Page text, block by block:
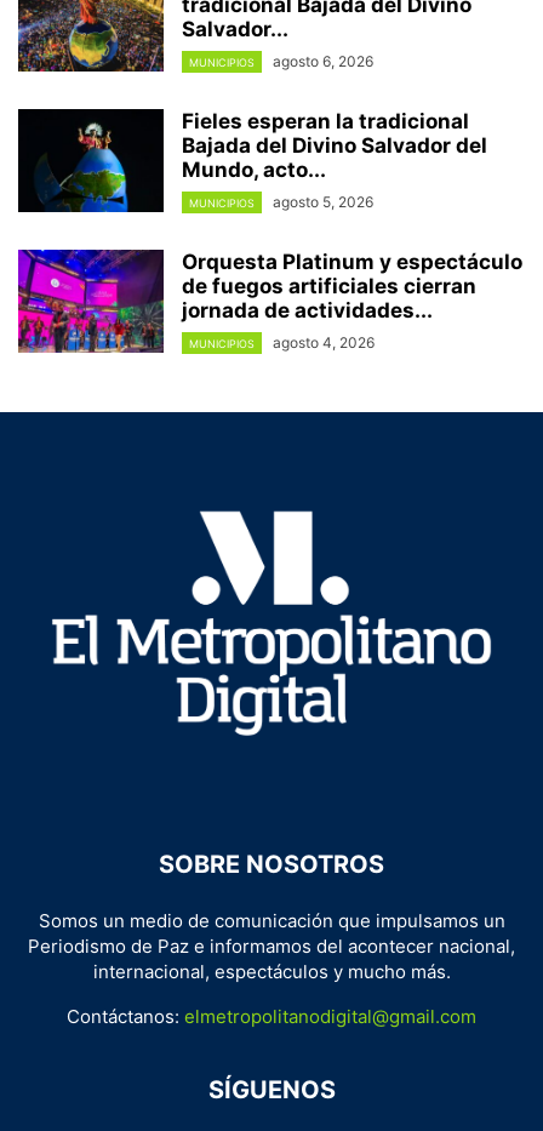
Salvador...
MUNICIPIOS agosto 6, 2026
Fieles esperan la tradicional
Bajada del Divino Salvador del
Mundo, acto...
MUNICIPIOS agosto 5, 2026
Orquesta Platinum y espectáculo
de fuegos artificiales cierran
jornada de actividades...
MUNICIPIOS agosto 4, 2026
SOBRE NOSOTROS
Somos un medio de comunicación que impulsamos un
Periodismo de Paz e informamos del acontecer nacional,
internacional, espectáculos y mucho más.
Contáctanos: elmetropolitanodigital@gmail.com
SÍGUENOS